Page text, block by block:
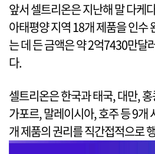
앞서 셀트리온은 지난해 말 다케
아태평양 지역 18개 제품을 인수
는 데 든 금액은 약 2억7430만달
다.
셀트리온은 한국과 태국, 대만,
가포르, 말레이시아, 호주 등 9개
개 제품의 권리를 직간접적으로